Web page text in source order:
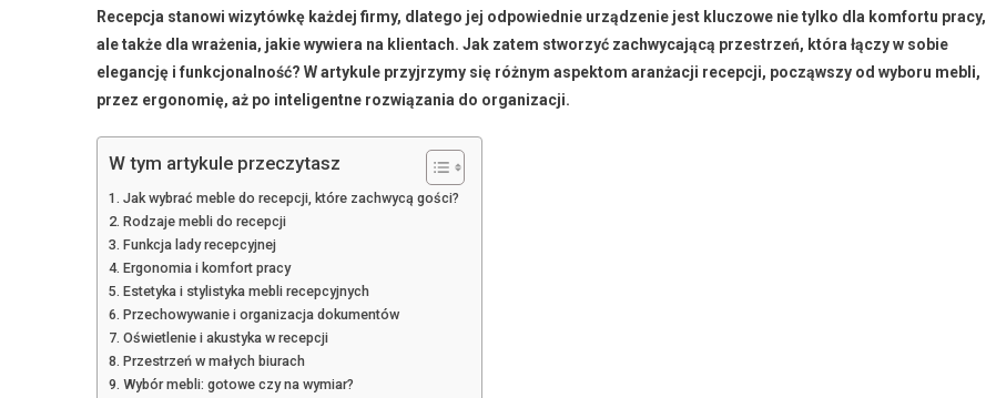
Recepcja stanowi wizytówkę każdej firmy, dlatego jej odpowiednie urządzenie jest kluczowe nie tylko dla komfortu pracy,
ale także dla wrażenia, jakie wywiera na klientach. Jak zatem stworzyć zachwycającą przestrzeń, która łączy w sobie
elegancję i funkcjonalność? W artykule przyjrzymy się różnym aspektom aranżacji recepcji, począwszy od wyboru mebli,
przez ergonomię, aż po inteligentne rozwiązania do organizacji.
W tym artykule przeczytasz
Jak wybrać meble do recepcji, które zachwycą gości?
Rodzaje mebli do recepcji
Funkcja lady recepcyjnej
Ergonomia i komfort pracy
Estetyka i stylistyka mebli recepcyjnych
Przechowywanie i organizacja dokumentów
Oświetlenie i akustyka w recepcji
Przestrzeń w małych biurach
Wybór mebli: gotowe czy na wymiar?